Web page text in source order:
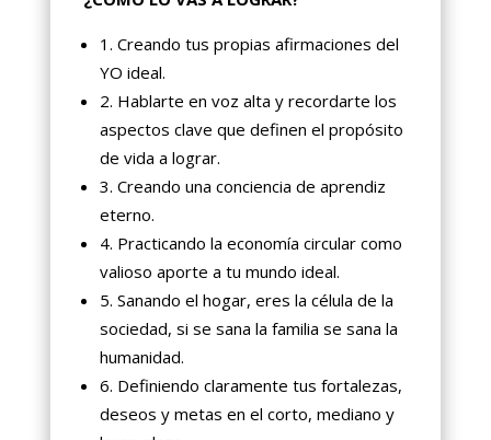
1. Creando tus propias afirmaciones del
YO ideal.
2. Hablarte en voz alta y recordarte los
aspectos clave que definen el propósito
de vida a lograr.
3. Creando una conciencia de aprendiz
eterno.
4. Practicando la economía circular como
valioso aporte a tu mundo ideal.
5. Sanando el hogar, eres la célula de la
sociedad, si se sana la familia se sana la
humanidad.
6. Definiendo claramente tus fortalezas,
deseos y metas en el corto, mediano y